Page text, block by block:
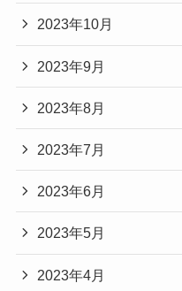
2023年10月
2023年9月
2023年8月
2023年7月
2023年6月
2023年5月
2023年4月